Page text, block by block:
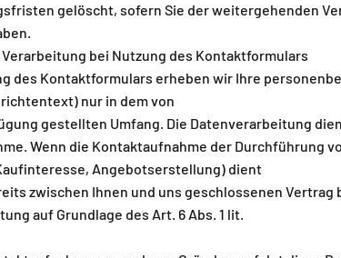
gelöscht, sofern Sie der weitergehenden
bei Nutzung des Kontaktformulars
des Kontaktformulars erheben wir Ihre
nur in dem von
gestellten Umfang. Die Datenverarbeitung
Wenn die Kontaktaufnahme der Durchführung
Angebotserstellung) dient
zwischen Ihnen und uns geschlossenen
auf Grundlage des Art. 6 Abs. 1 lit.